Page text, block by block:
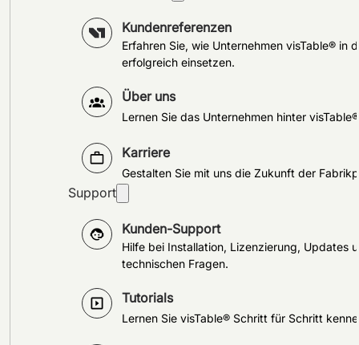
Kundenreferenzen
Erfahren Sie, wie Unternehmen visTable® in
erfolgreich einsetzen.
Über uns
Lernen Sie das Unternehmen hinter
Karriere
Gestalten Sie mit uns die Zukunft der
Support
Kunden-Support
Hilfe bei Installation, Lizenzierung, Updates
technischen Fragen.
Tutorials
Lernen Sie visTable® Schritt für Schritt